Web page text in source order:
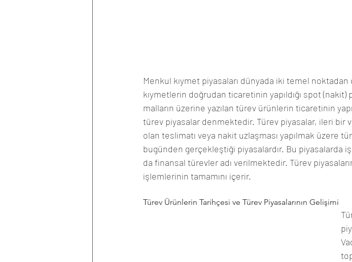
Menkul kıymet piyasaları dünyada iki temel
kıymetlerin doğrudan ticaretinin yapıldığı spot
malların üzerine yazılan türev ürünlerin ticaretinin
türev piyasalar denmektedir. Türev piyasalar, ileri bir
olan teslimatı veya nakit uzlaşması yapılmak üzere
bugünden gerçekleştiği piyasalardır. Bu piyasalarda
da finansal türevler adı verilmektedir. Türev
işlemlerinin tamamını içerir.
Türev Ürünlerin Tarihçesi ve Türev Piyasalarının Gelişimi